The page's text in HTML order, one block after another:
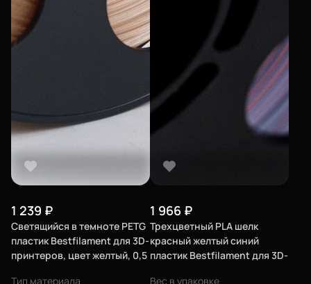
1 239 ₽
Светящийся в темноте PETG
пластик Bestfilament для 3D-
принтеров, цвет желтый, 0,5
Тип материала
1 966 ₽
Трехцветный PLA шелк
красный желтый синий
пластик Bestfilament для 3D-
Вес в упаковке